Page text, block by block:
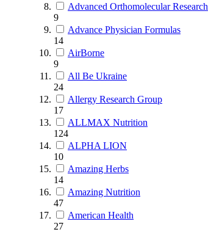
Advanced Orthomolecular Research
9
Advance Physician Formulas
14
AirBorne
9
All Be Ukraine
24
Allergy Research Group
17
ALLMAX Nutrition
124
ALPHA LION
10
Amazing Herbs
14
Amazing Nutrition
47
American Health
27